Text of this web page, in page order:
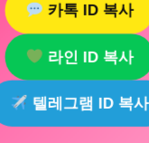
카톡 ID 복사
라인 ID 복사
텔레그램 ID 복사